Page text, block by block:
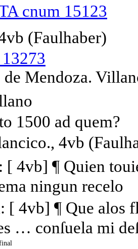
cnum 15123
(Faulhaber)
Mendoza.
1500 ad quem?
4vb
[ 4vb] ¶ Quien
ningun recelo
[ 4vb] ¶ Que alos
… conſuela mi